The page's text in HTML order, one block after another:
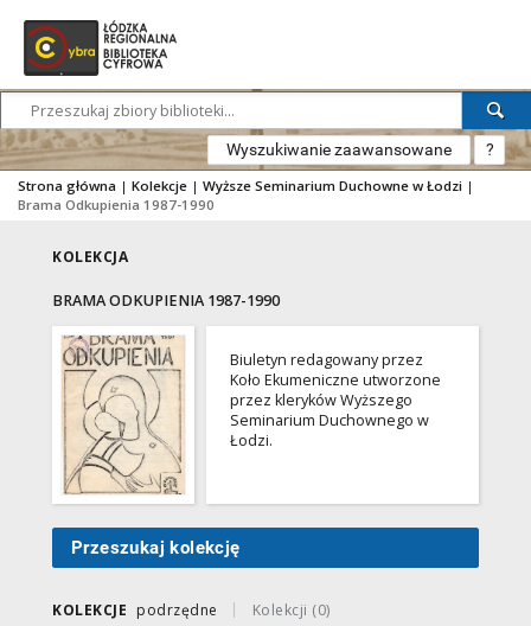
Wyszukiwanie zaawansowane ?
Strona główna | Kolekcje | Wyższe Seminarium Duchowne w Łodzi |
Brama Odkupienia 1987-1990
KOLEKCJA
BRAMA ODKUPIENIA 1987-1990
Biuletyn redagowany przez
Koło Ekumeniczne utworzone
przez kleryków Wyższego
Seminarium Duchownego w
Łodzi.
Przeszukaj kolekcję
KOLEKCJE podrzędne Kolekcji (0)